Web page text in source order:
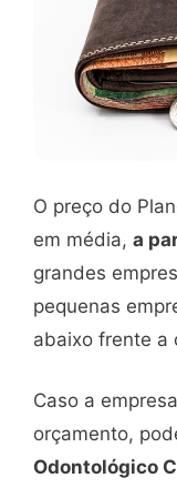
O preço do
em média, a
grandes
pequenas
abaixo frente a
Caso a
orçamento,
Odontológico